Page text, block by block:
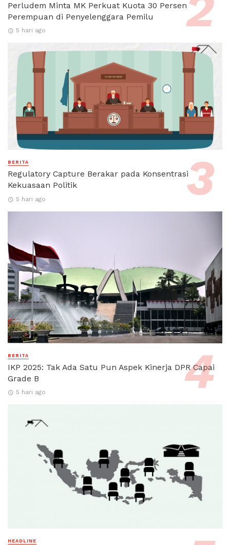
Perludem Minta MK Perkuat Kuota 30 Persen
Perempuan di Penyelenggara Pemilu
5 hari ago
BERITA
Regulatory Capture Berakar pada Konsentrasi
Kekuasaan Politik
5 hari ago
BERITA
IKP 2025: Tak Ada Satu Pun Aspek Kinerja DPR Capai
Grade B
5 hari ago
HEADLINE